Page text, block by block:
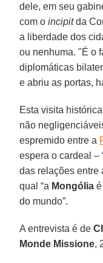
dele, em seu
com oincipitda
a liberdade dos
ou nenhuma. "É o
diplomáticas
e abriu as portas,
Esta visita
não
espremido entre a
espera o cardeal –
das relações entre
qual “a Mongólia
do mundo”.
A entrevista é de
Monde Missione,